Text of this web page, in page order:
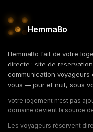
HemmaBo
HemmaBo fait de votre
directe : site de
communication voyageurs
vous — jour et nuit, sous
Votre logement n'est pas
domaine devient la source
Les voyageurs réservent